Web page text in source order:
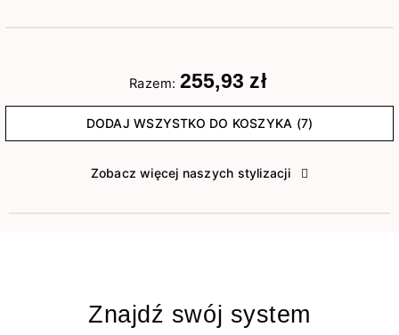
Razem: 255,93 zł
DODAJ WSZYSTKO DO KOSZYKA (7)
Zobacz więcej naszych stylizacji
Znajdź swój system